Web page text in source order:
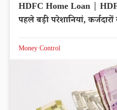
HDFC Home Loan |
पहले बड़ी परेशानियां,
Money Control